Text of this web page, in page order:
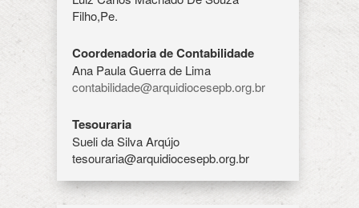
Filho,Pe.
Coordenadoria de Contabilidade
Ana Paula Guerra de Lima
contabilidade@arquidiocesepb.org.br
Tesouraria
Sueli da Silva Arqújo
tesouraria@arquidiocesepb.org.br